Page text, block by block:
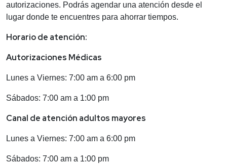
autorizaciones. Podrás agendar una atención desde el
lugar donde te encuentres para ahorrar tiempos.
Horario de atención:
Autorizaciones Médicas
Lunes a Viernes: 7:00 am a 6:00 pm
Sábados: 7:00 am a 1:00 pm
Canal de atención adultos mayores
Lunes a Viernes: 7:00 am a 6:00 pm
Sábados: 7:00 am a 1:00 pm